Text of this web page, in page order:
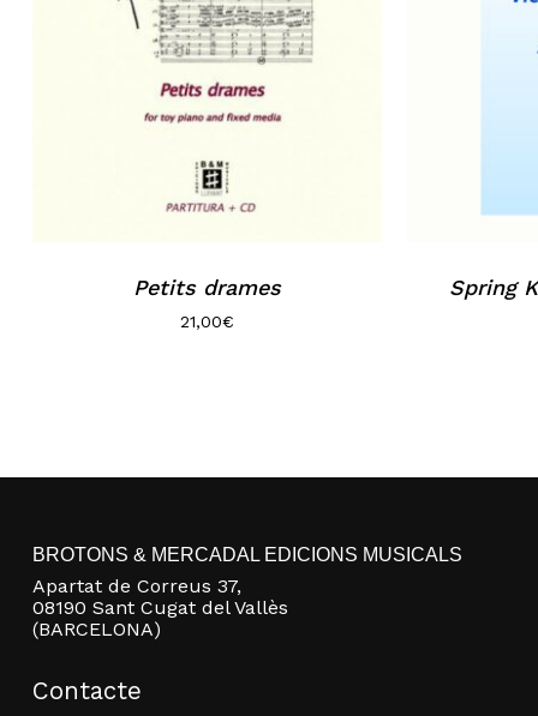
Petits drames
21,00€
Spring
BROTONS & MERCADAL EDICIONS MUSICALS
Apartat de Correus 37,
08190 Sant Cugat del Vallès
(BARCELONA)
Contacte